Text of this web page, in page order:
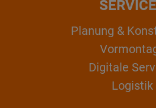
Planung &
Digitale
Logistik